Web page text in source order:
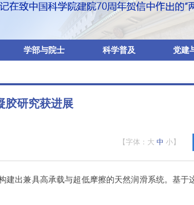
学部与院士 科学普及 党建
胶研究获进展
【字体： 大 中 小 】
出兼具高承载与超低摩擦的天然润滑系统。基于